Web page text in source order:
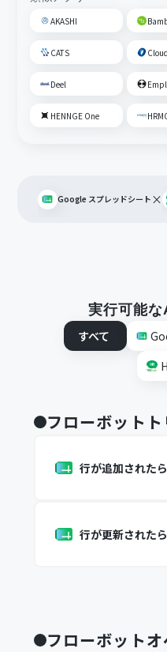
AKASHI
CATS
Deel
HENNGE One
Google スプレッドシート ×
実行可能
すべて
フローボットト
行が追加されたら
行が更新されたら
フローボット